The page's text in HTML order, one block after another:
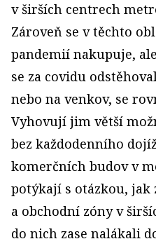
v širších centrech
Zároveň se v těchto
pandemií nakupuje,
se za covidu
nebo na venkov, se
Vyhovují jim větší
bez každodenního
komerčních budov v
potýkají s otázkou,
a obchodní zóny v
do nich zase nalákali